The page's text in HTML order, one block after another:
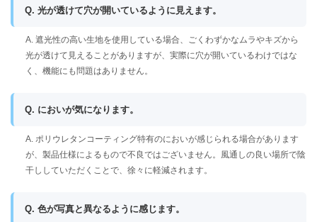
Q. 光が透けて穴が開いているように見えます。
A. 遮光性の高い生地を使用している場合、ごくわずかなムラやキズから
光が透けて見えることがありますが、実際に穴が開いているわけではな
く、機能にも問題はありません。
Q. においが気になります。
A. ポリウレタンコーティング特有のにおいが感じられる場合があります
が、製品仕様によるもので不良ではございません。風通しの良い場所で陰
干ししていただくことで、徐々に軽減されます。
Q. 色が写真と異なるように感じます。